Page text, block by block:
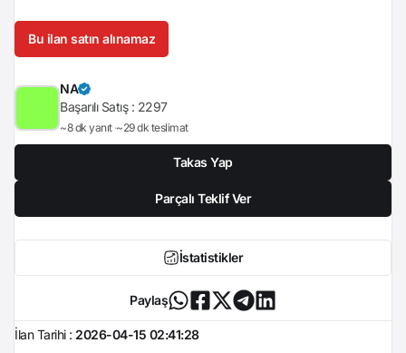
Bu ilan satın alınamaz
NA
Başarılı Satış : 2297
~8 dk yanıt ~29 dk teslimat
Takas Yap
Parçalı Teklif Ver
İstatistikler
Paylaş
İlan Tarihi : 2026-04-15 02:41:28